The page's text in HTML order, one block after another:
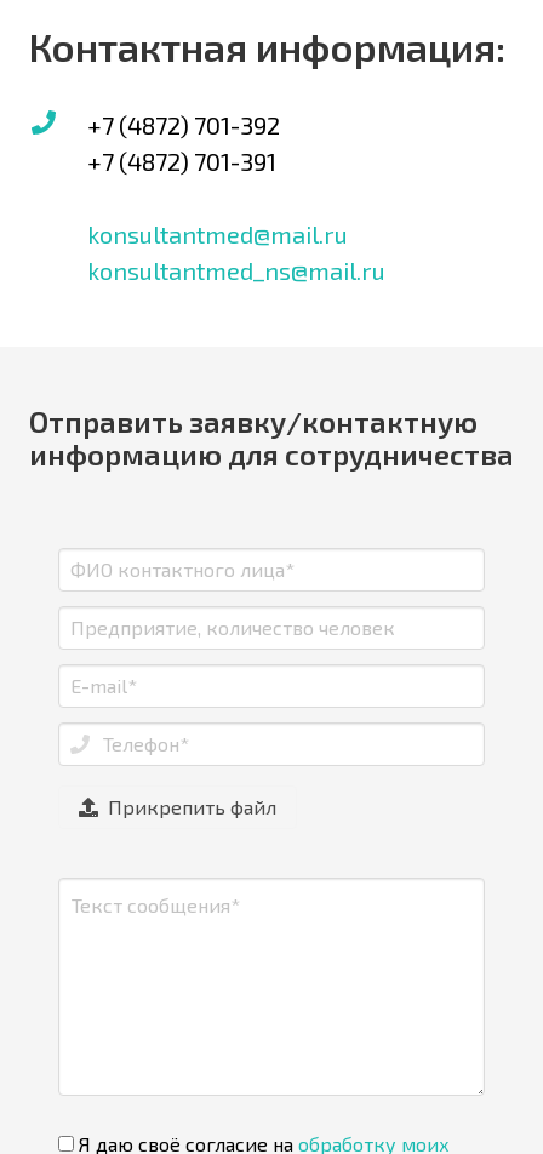
Контактная информация:
+7 (4872) 701-392
+7 (4872) 701-391
konsultantmed@mail.ru
konsultantmed_ns@mail.ru
Отправить заявку/контактную
информацию для сотрудничества
Прикрепить файл
Я даю своё согласие на обработку моих